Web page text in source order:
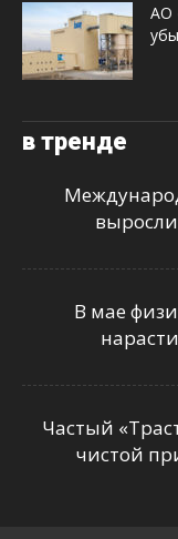
АО
в тренде
В мае
Частый
чистой